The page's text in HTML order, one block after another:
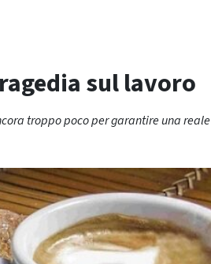
sul lavoro
troppo poco per garantire una